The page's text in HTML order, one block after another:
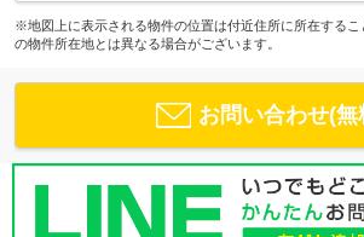
※地図上に表示される物件の位置は付近住所に所在する
の物件所在地とは異なる場合がございます。
お問い合わせ(無